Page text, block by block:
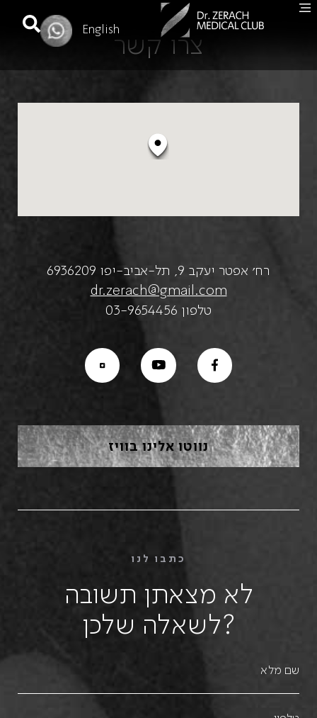
Englishצרו קשר
רח׳ אפטר יעקב 9, תל-אביב-יפו 6936209
dr.zerach@gmail.com
טלפון 03-9654456
נווטו אלינו בוויז
כתבו לנו
לא מצאתן תשובה
לשאלה שלכן?